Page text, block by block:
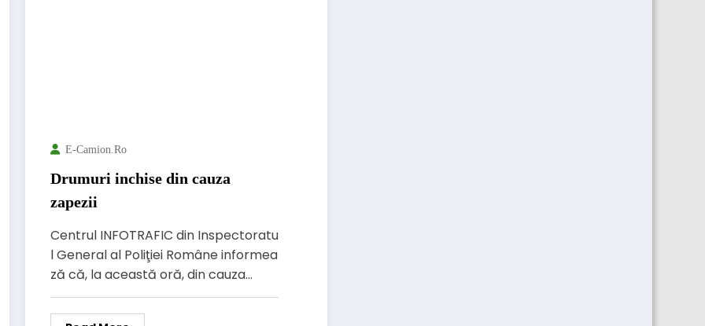
E-Camion.ro
Drumuri inchise din cauza
zapezii
Centrul INFOTRAFIC din Inspectoratu
l General al Poliţiei Române informea
ză că, la această oră, din cauza…